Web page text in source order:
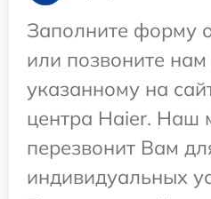
Заполните форму
или позвоните
указанному на
центра Haier. Наш
перезвонит Вам
индивидуальных